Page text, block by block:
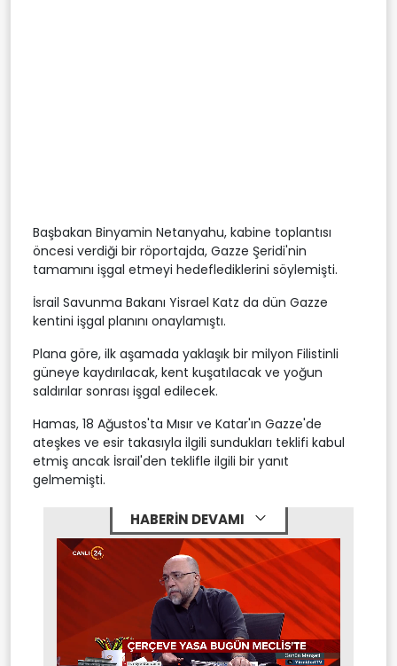
Başbakan Binyamin Netanyahu, kabine toplantısı
öncesi verdiği bir röportajda, Gazze Şeridi'nin
tamamını işgal etmeyi hedeflediklerini söylemişti.
İsrail Savunma Bakanı Yisrael Katz da dün Gazze
kentini işgal planını onaylamıştı.
Plana göre, ilk aşamada yaklaşık bir milyon Filistinli
güneye kaydırılacak, kent kuşatılacak ve yoğun
saldırılar sonrası işgal edilecek.
Hamas, 18 Ağustos'ta Mısır ve Katar'ın Gazze'de
ateşkes ve esir takasıyla ilgili sundukları teklifi kabul
etmiş ancak İsrail'den teklifle ilgili bir yanıt
gelmemişti.
HABERİN DEVAMI